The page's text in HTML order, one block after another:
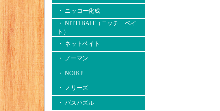
・ ニッコー化成
・ NITTI BAIT（ニッチ ベイ
ト）
・ ネットベイト
・ ノーマン
・ NOIKE
・ ノリーズ
・ バスパズル